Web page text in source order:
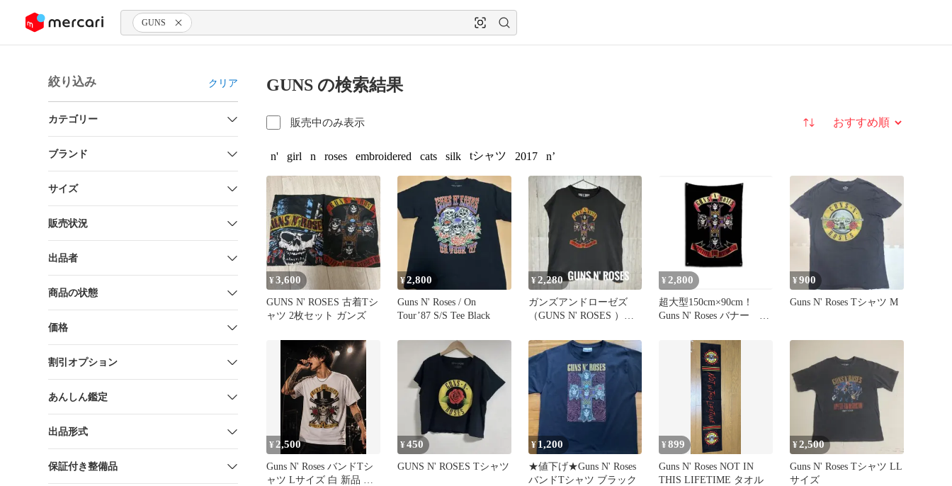
ツにスキップ GUNS
絞り込み クリア
カテゴリー
ブランド
サイズ
販売状況
出品者
商品の状態
価格
割引オプション
あんしん鑑定
出品形式
保証付き整備品
GUNS の検索結果
販売中のみ表示 並び替え
n' girl n roses embroidered cats silk tシャツ 2017 n’
¥3,600
GUNS N' ROSES 古着Tシ
ャツ 2枚セット ガンズ
¥2,800
Guns N' Roses / On
Tour’87 S/S Tee Black
¥2,280
ガンズアンドローゼズ
（GUNS N' ROSES ）
¥ 2,800
超大型150cm×90cm！
Guns N' Roses バナー フ
¥900
Guns N' Roses Tシャツ M
¥ 2,500
Guns N' Roses バンドTシ
ャツ Lサイズ 白 新品 ス
¥450
GUNS N' ROSES Tシャツ
¥1,200
★値下げ★Guns N' Roses
バンドTシャツ ブラック
¥899
Guns N' Roses NOT IN
THIS LIFETIME タオル
¥2,500
Guns N' Roses Tシャツ LL
サイズ